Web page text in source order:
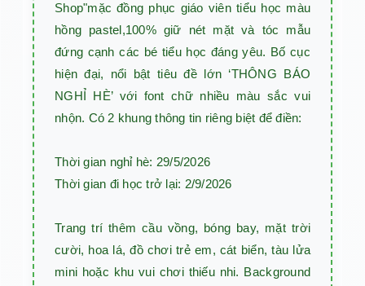
Shop"mặc đồng phục giáo viên tiểu học màu
hồng pastel,100% giữ nét mặt và tóc mẫu
đứng cạnh các bé tiểu học đáng yêu. Bố cục
hiện đại, nổi bật tiêu đề lớn ‘THÔNG BÁO
NGHỈ HÈ’ với font chữ nhiều màu sắc vui
nhộn. Có 2 khung thông tin riêng biệt để điền:
Thời gian nghỉ hè: 29/5/2026
Thời gian đi học trở lại: 2/9/2026
Trang trí thêm cầu vồng, bóng bay, mặt trời
cười, hoa lá, đồ chơi trẻ em, cát biển, tàu lửa
mini hoặc khu vui chơi thiếu nhi. Background